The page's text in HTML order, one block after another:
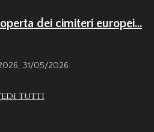
dei cimiteri europei...
, 31/05/2026
tutti